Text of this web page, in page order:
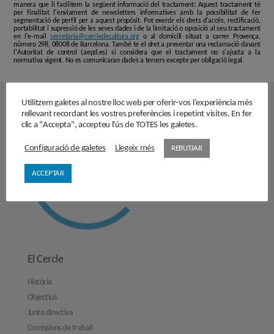
manera que li facilitem la següent informació del tractament: Aquest tractament té
per finalitat l'enviament de newsletters informatives amb la possibilitat de fer
segmentació de perfil per a aquest propòsit. Pot exercir els drets d'accés, rectificació,
portabilitat i supressió de les seves dades i de la limitació o oposició al seu tractament
en l'e-mail secretaria@cercledecultura.orgo al domicili situat a carrer Provença,
número 298, 08008 de Barcelona. També te el dret a presentar una reclamació davant
l'Autoritat de control (aepd.es) si considera que el tractament no s'ajusta a la
normativa vigent. No es comunicaran dades a tercers excepte per obligació legal.
El Cercle
Història
Objectius
Junta directiva
Comissions de treball
Utilitzem galetes al nostre lloc web per oferir-vos l’experiència més
rellevant recordant les vostres preferències i repetint visites. En fer
clic a "Accepta", accepteu l'ús de TOTES les galetes.
Configuració de galetes Llegeix més REBUTJAR
ACCEPTAR